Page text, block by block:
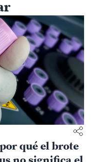
qué el brote